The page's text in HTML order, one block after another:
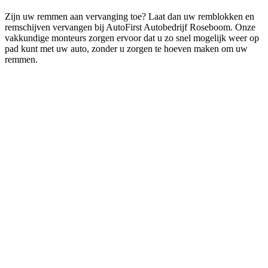
Zijn uw remmen aan vervanging toe? Laat dan uw remblokken en
remschijven vervangen bij AutoFirst Autobedrijf Roseboom. Onze
vakkundige monteurs zorgen ervoor dat u zo snel mogelijk weer op
pad kunt met uw auto, zonder u zorgen te hoeven maken om uw
remmen.